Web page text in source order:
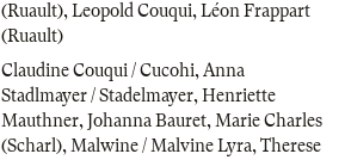
(Ruault),Leopold Couqui,Léon Frappart
(Ruault)
Claudine Couqui / Cucohi,Anna
Stadlmayer / Stadelmayer,Henriette
Mauthner,Johanna Bauret,Marie Charles
(Scharl),Malwine / Malvine Lyra,Therese